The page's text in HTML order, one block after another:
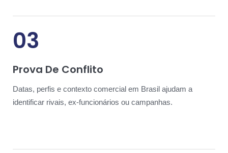
03
Prova De Conflito
Datas, perfis e contexto comercial em Brasil ajudam a
identificar rivais, ex-funcionários ou campanhas.